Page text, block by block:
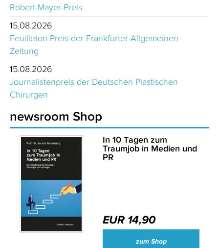
Robert-Mayer-Preis
15.08.2026
Feuilleton-Preis der Frankfurter Allgemeinen
Zeitung
15.08.2026
Journalistenpreis der Deutschen Plastischen
Chirurgen
newsroom Shop
In 10 Tagen zum
Traumjob in Medien und
PR
EUR 14,90
zum Shop